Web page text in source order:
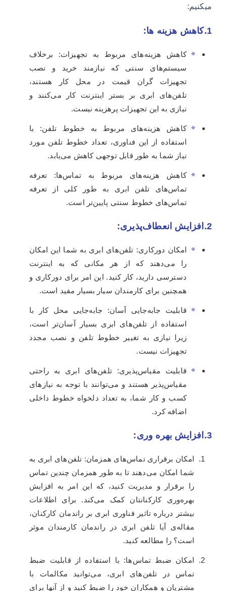
میکنیم:
کاهش هزینه‌های مربوط به تجهیزات: برخلاف
سیستم‌های سنتی که نیازمند خرید و نصب
تجهیزات گران‌ قیمت در محل کار هستند،
تلفن‌های ابری بر بستر اینترنت کار می‌کنند و
نیازی به این تجهیزات پرهزینه نیست.
کاهش هزینه‌های مربوط به خطوط تلفن: با
استفاده از این فناوری، تعداد خطوط تلفن مورد
نیاز شما به طور قابل توجهی کاهش می‌یابد.
کاهش هزینه‌های مربوط به تماس‌ها: تعرفه
تماس‌های تلفن ابری به طور کلی از تعرفه
تماس‌های خطوط سنتی پایین‌تر است.
امکان دورکاری: تلفن‌های ابری به شما این امکان
را می‌دهند که از هر مکانی که به اینترنت
دسترسی دارید، کار کنید. این امر برای دورکاری و
همچنین برای کارمندان سیار بسیار مفید است.
قابلیت جابه‌جایی آسان: جابه‌جایی محل کار با
استفاده از تلفن‌های ابری بسیار آسان‌تر است،
زیرا نیازی به تغییر خطوط تلفن و نصب مجدد
تجهیزات نیست.
قابلیت مقیاس‌پذیری: تلفن‌های ابری به راحتی
مقیاس‌پذیر هستند و می‌توانند با توجه به نیازهای
کسب و کار شما، به تعداد دلخواه خطوط داخلی
اضافه کرد.
امکان برقراری تماس‌های همزمان: تلفن‌های ابری به
شما امکان می‌دهند تا به طور همزمان چندین تماس
را برقرار و مدیریت کنید، که این امر به افزایش
بهره‌وری کارکنانتان کمک می‌کند. برای اطلاعات
بیشتر درباره تاثیر فناوری ابری بر راندمان کارکنان،
مقاله‌ی آیا تلفن ابری در راندمان کارمندان موثر
است؟ را مطالعه کنید.
امکان ضبط تماس‌ها: با استفاده از قابلیت ضبط
تماس در تلفن‌های ابری، می‌توانید مکالمات با
مشتریان و همکاران خود را ضبط کنید و از آنها برای